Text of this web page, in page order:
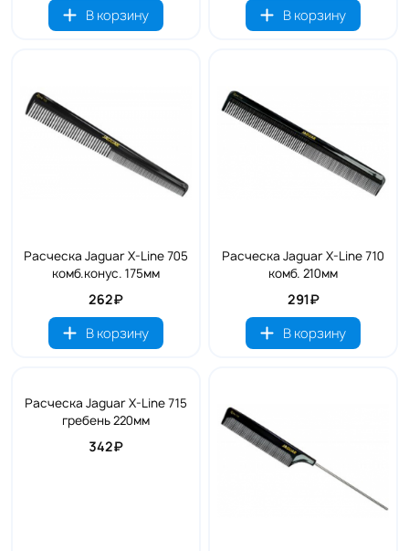
В корзину
В корзину
Расческа Jaguar X-Line 705
комб.конус. 175мм
262₽
В корзину
Расческа Jaguar X-Line 710
комб. 210мм
291₽
В корзину
Расческа Jaguar X-Line 715
гребень 220мм
342₽